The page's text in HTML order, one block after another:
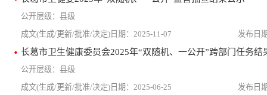
县级
2025-11-07
长葛市卫生健康委员会2025年“双随机、一公开”跨部门任务结
县级
2025-06-25